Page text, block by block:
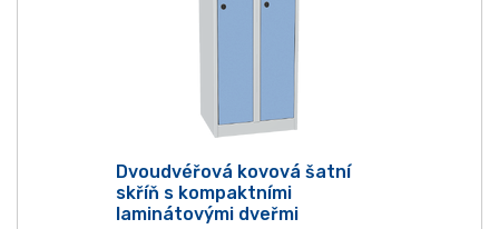
Dvoudvéřová kovová šatní
skříň s kompaktními
laminátovými dveřmi